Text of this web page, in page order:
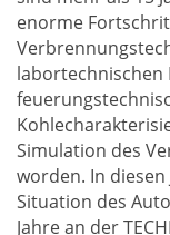
enorme
labortechnischen
Simulation des
worden. In
Situation des
Jahre an der